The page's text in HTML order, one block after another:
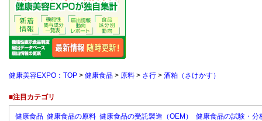
健康美容EXPO：TOP > 健康食品 > 原料 > さ行 > 酒粕（さけかす）
■注目カテゴリ
健康食品 健康食品の原料 健康食品の受託製造（OEM）
健康食品の試験・分